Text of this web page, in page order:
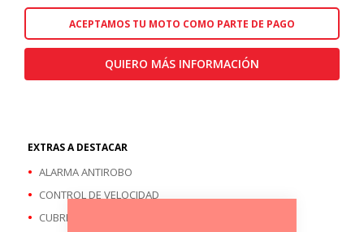
ACEPTAMOS TU MOTO COMO PARTE DE PAGO
QUIERO MÁS INFORMACIÓN
EXTRAS A DESTACAR
ALARMA ANTIROBO
CONTROL DE VELOCIDAD
CUBRE CÁRTER